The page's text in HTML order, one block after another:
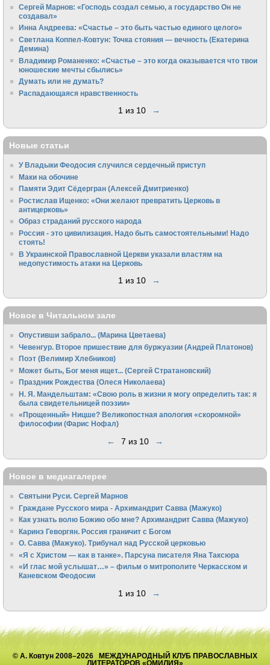
Сергей Марнов: «Господь создал семью, а государство Он не
создавал»
Инна Андреева: «Счастье – это быть частью единого целого»
Светлана Коппел-Ковтун: Точка стояния — вечность (Екатерина
Демина)
Владимир Романенко: «Счастье – это когда оказывается что твои
юношеские мечты сбылись»
Думать или не думать?
Распадающаяся нравственность
1 из 10 →
Новые статьи
У Владыки Феодосия случился сердечный приступ
Маки на обочине
Памяти Эдит Сёдергран (Алексей Дмитриенко)
Ростислав Ищенко: «Они желают превратить Церковь в
антицерковь»
Образ страданий русского народа
Россия - это цивилизация. Надо быть самостоятельными! Надо
стоять!
В Украинской Православной Церкви указали властям на
недопустимость атаки на Церковь
1 из 10 →
Новое в Читальном зале
Опустивши забрало... (Марина Цветаева)
Чевенгур. Второе пришествие для буржуазии (Андрей Платонов)
Поэт (Велимир Хлебников)
Может быть, Бог меня ищет... (Сергей Стратановский)
Праздник Рождества (Олеся Николаева)
Н. Я. Мандельштам: «Свою pоль в жизни я могу опpеделить так: я
была свидетельницей поэзии»
«Прощенный» Ницше? Великопостная апология «скоромной»
философии (Фарис Нофал)
← 7 из 10 →
Новое в медиагалерее
Святыни Руси. Сергей Марнов
Граждане Русского мира - Архимандрит Савва (Мажуко)
Как узнать волю Божию обо мне? Архимандрит Савва (Мажуко)
Каринэ Геворгян. Россия граничит с Богом
О. Савва (Мажуко). Трибунал над Русской церковью
«Я с Христом — как в танке». Парсуна писателя Яна Таксюра
«И глас мой услышат…» – фильм о митрополите Черкасском и
Каневском Феодосии
1 из 10 →
© А. Ковтун 2008–2026 МЕЖДУНАРОДНЫЙ КЛУБ ПРАВОСЛАВНЫХ
ЛИТЕРАТОРОВ «ОМИЛИЯ»